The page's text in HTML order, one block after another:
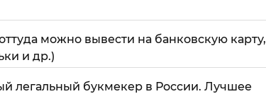
можно вывести на банковскую карту,
и др.)
легальный букмекер в России. Лучшее